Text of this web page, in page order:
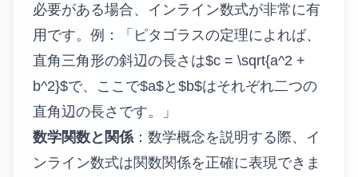
必要がある場合、インライン数式が非常に有
用です。例：「ピタゴラスの定理によれば、
直角三角形の斜辺の長さは$c = \sqrt{a^2 +
b^2}$で、ここで$a$と$b$はそれぞれ二つの
直角辺の長さです。」
数学関数と関係 ：数学概念を説明する際、イ
ンライン数式は関数関係を正確に表現できま